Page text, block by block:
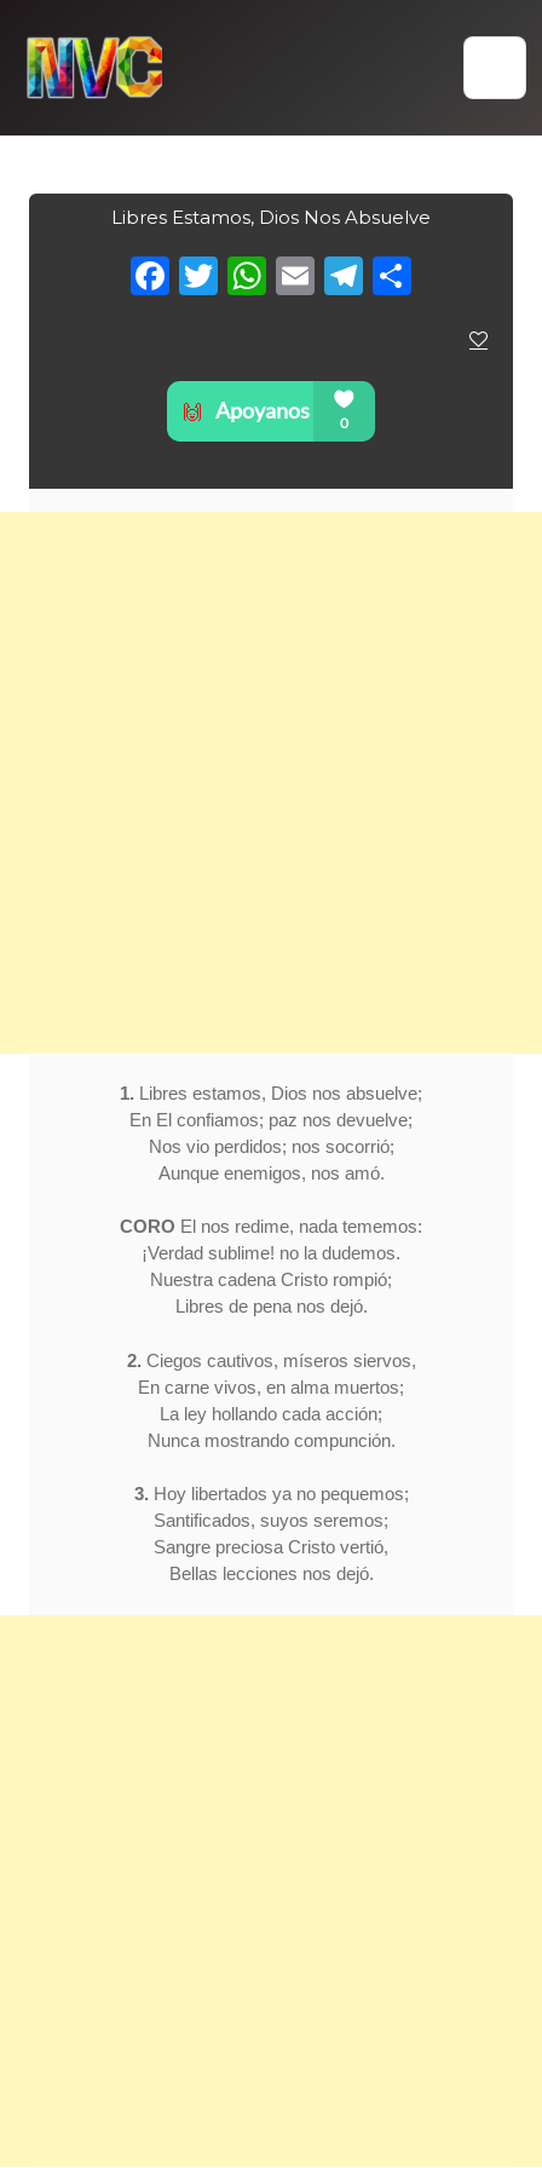
content
Libres Estamos, Dios Nos Absuelve
Facebook
Twitter
WhatsApp
Email
1. Libres estamos, Dios nos absuelve;
En El confiamos; paz nos devuelve;
Nos vio perdidos; nos socorrió;
Aunque enemigos, nos amó.
CORO El nos redime, nada tememos:
¡Verdad sublime! no la dudemos.
Nuestra cadena Cristo rompió;
Libres de pena nos dejó.
2. Ciegos cautivos, míseros siervos,
En carne vivos, en alma muertos;
La ley hollando cada acción;
Nunca mostrando compunción.
3. Hoy libertados ya no pequemos;
Santificados, suyos seremos;
Sangre preciosa Cristo vertió,
Bellas lecciones nos dejó.